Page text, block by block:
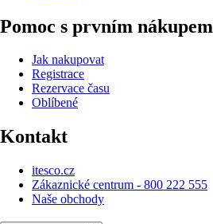
Pomoc s prvním nákupem
Jak nakupovat
Registrace
Rezervace času
Oblíbené
Kontakt
itesco.cz
Zákaznické centrum - 800 222 555
Naše obchody